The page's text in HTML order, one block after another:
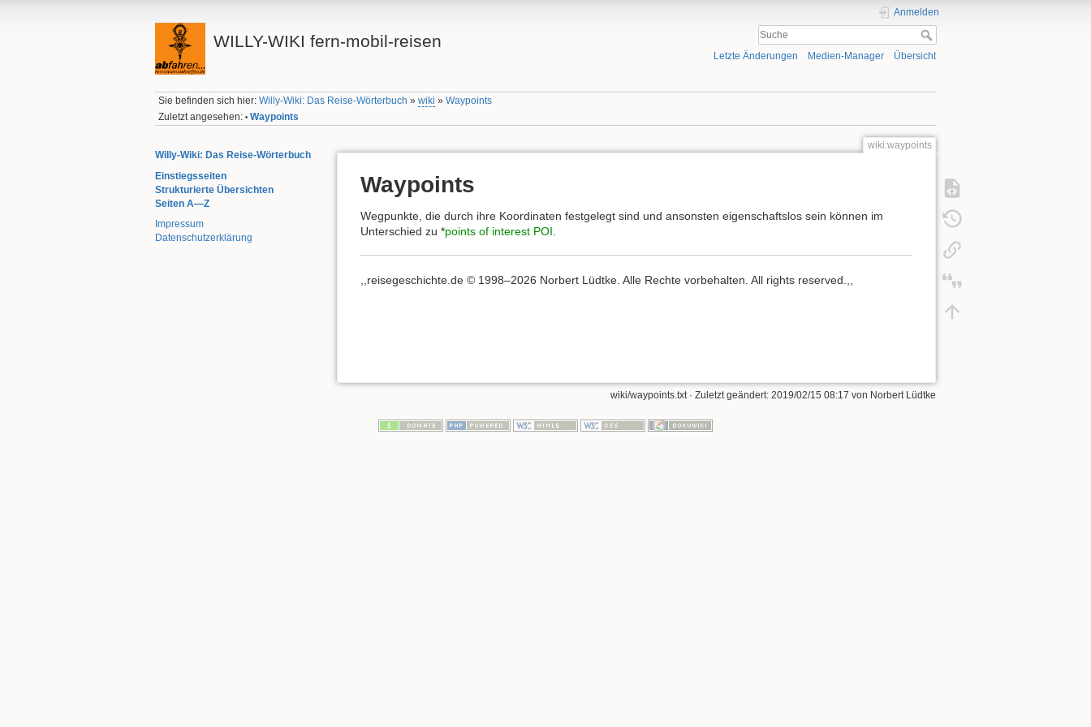
WILLY-WIKI fern-mobil-reisen
Anmelden
Letzte Änderungen Medien-Manager Übersicht
Sie befinden sich hier:Willy-Wiki: Das Reise-Wörterbuch »wiki »Waypoints
Zuletzt angesehen: • Waypoints
Willy-Wiki: Das Reise-Wörterbuch
Einstiegsseiten
Strukturierte Übersichten
Seiten A—Z
Impressum
Datenschutzerklärung
wiki:waypoints
Waypoints
Wegpunkte, die durch ihre Koordinaten festgelegt sind und ansonsten eigenschaftslos sein können im
Unterschied zu *points of interest POI
,,reisegeschichte.de © 1998–2026 Norbert Lüdtke. Alle Rechte vorbehalten. All rights reserved.,,
wiki/waypoints.txt· Zuletzt geändert: 2019/02/15 08:17 von Norbert Lüdtke